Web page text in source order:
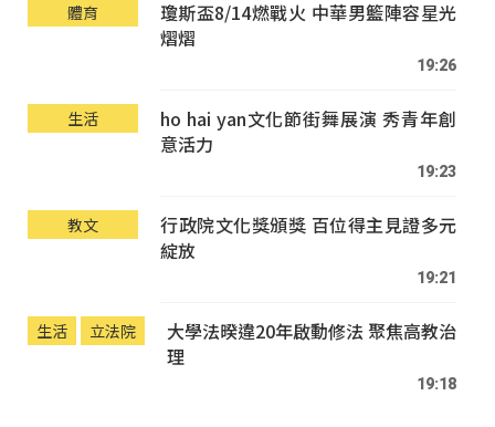
體育
瓊斯盃8/14燃戰火 中華男籃陣容星光
熠熠
19:26
生活
ho hai yan文化節街舞展演 秀青年創
意活力
19:23
教文
行政院文化獎頒獎 百位得主見證多元
綻放
19:21
生活 立法院
大學法暌違20年啟動修法 聚焦高教治
理
19:18